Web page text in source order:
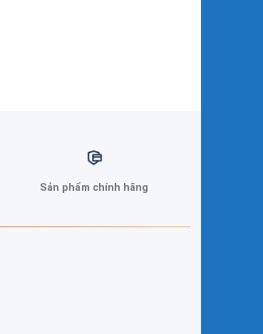
Sản phẩm chính hãng